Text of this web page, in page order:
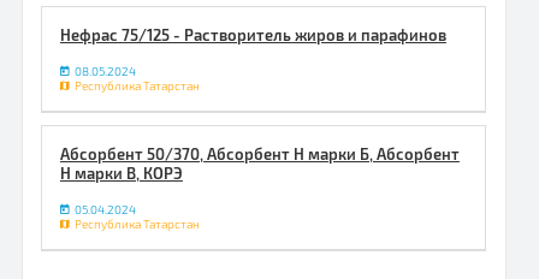
Нефрас 75/125 - Растворитель жиров и парафинов
08.05.2024
Республика Татарстан
Абсорбент 50/370, Абсорбент Н марки Б, Абсорбент
Н марки В, КОРЭ
05.04.2024
Республика Татарстан